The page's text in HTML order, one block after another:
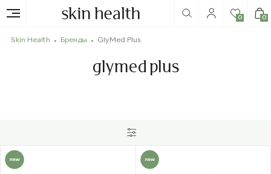
0 0
Skin Health Бренды GlyMed Plus
glymed plus